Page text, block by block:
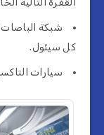
الفقرة التالية
شبكة الباصات
كل سيئول.
سيارات